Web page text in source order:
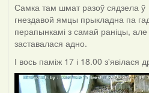
Самка там шмат разоў сядзела ў
гнездавой ямцы прыкладна па
перапынкамі з самай раніцы, але
заставалася адно.
І вось паміж 17 і 18.00 з'явілася